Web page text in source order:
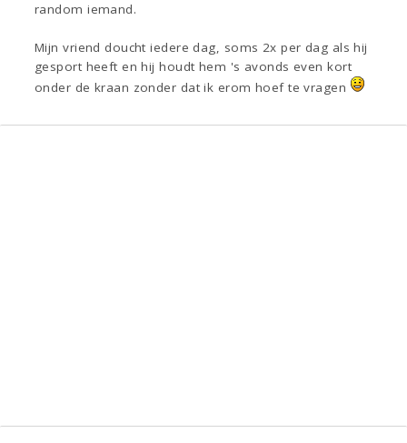
random iemand.
Mijn vriend doucht iedere dag, soms 2x per dag als hij
gesport heeft en hij houdt hem 's avonds even kort
onder de kraan zonder dat ik erom hoef te vragen